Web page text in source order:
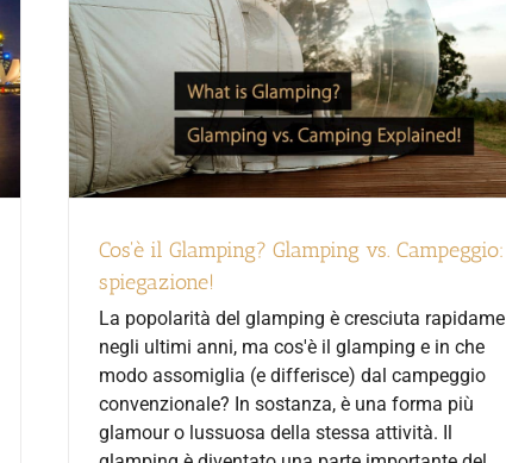
Cos'è il Glamping? Glamping vs. Campeggio:
spiegazione!
La popolarità del glamping è cresciuta
negli ultimi anni, ma cos'è il glamping e in che
modo assomiglia (e differisce) dal campeggio
convenzionale? In sostanza, è una forma più
glamour o lussuosa della stessa attività. Il